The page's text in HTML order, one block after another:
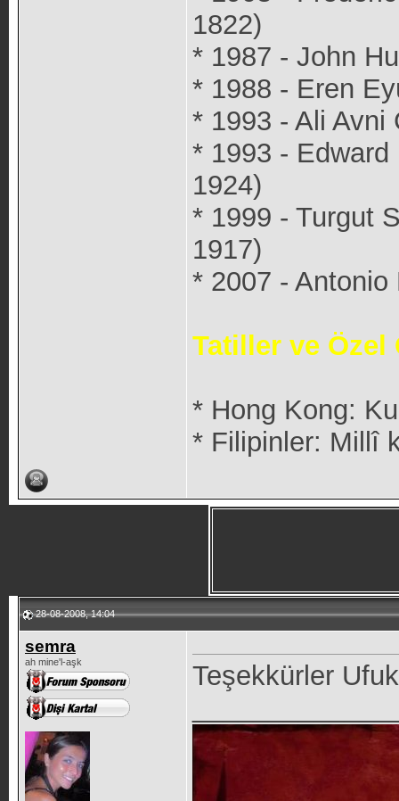
1822)
* 1987 - John
* 1988 - Eren
* 1993 - Ali Avni
* 1993 -
1924)
* 1999 - Turgut
1917)
* 2007 -
Tatiller ve Özel
* Hong Kong:
* Filipinler: Millî
28-08-2008, 14:04
semra
ah mine'l-aşk
Teşekkürler